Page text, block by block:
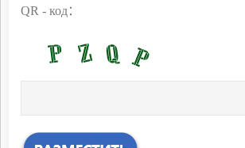
QR - код：